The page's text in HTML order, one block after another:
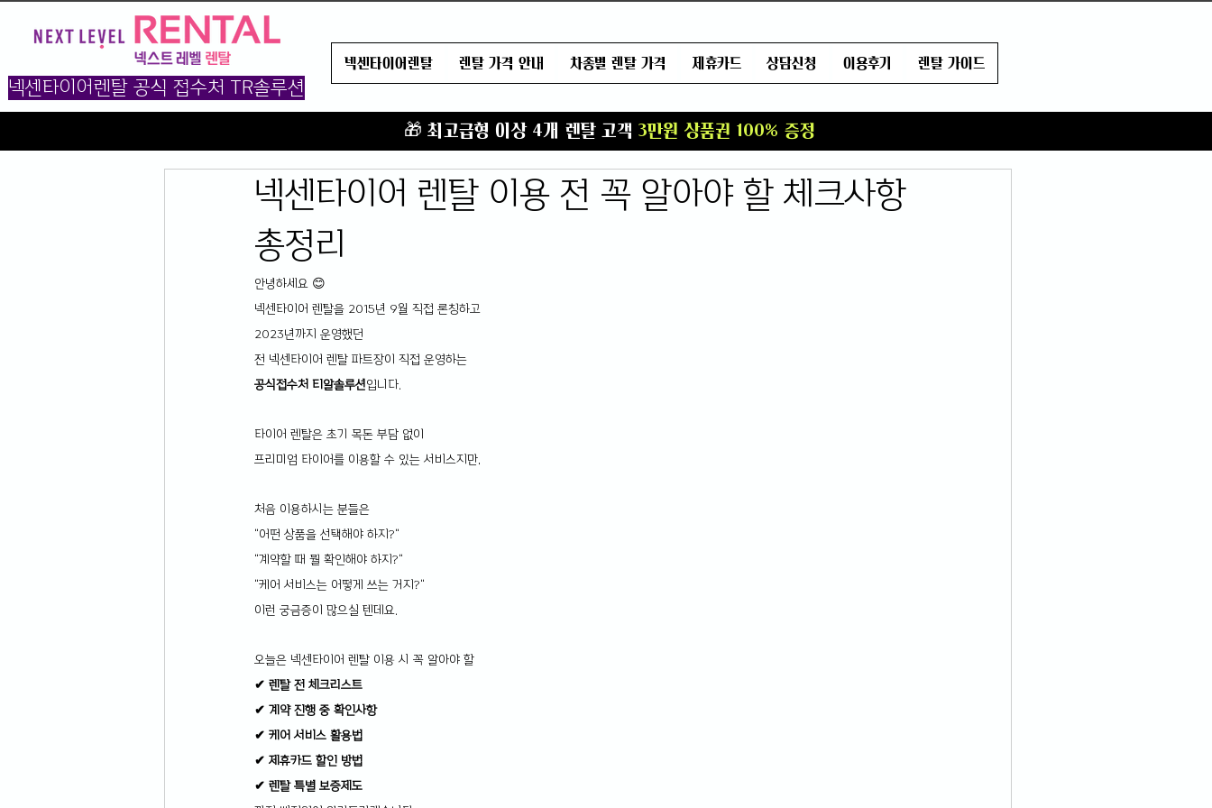
넥센타이어렌탈 공식 접수처 TR솔루션
넥센타이어렌탈 렌탈 가격 안내 차종별 렌탈 가격 제휴카드 상담신청 이용후기 렌탈 가이드
🎁 최고급형 이상 4개 렌탈 고객 3만원 상품권 100% 증정
넥센타이어 렌탈 이용 전 꼭 알아야 할 체크사항
총정리
안녕하세요 😊
넥센타이어 렌탈을 2015년 9월 직접 론칭하고
2023년까지 운영했던
전 넥센타이어 렌탈 파트장이 직접 운영하는
공식접수처 티알솔루션입니다.
타이어 렌탈은 초기 목돈 부담 없이
프리미엄 타이어를 이용할 수 있는 서비스지만,
처음 이용하시는 분들은
"어떤 상품을 선택해야 하지?"
"계약할 때 뭘 확인해야 하지?"
"케어 서비스는 어떻게 쓰는 거지?"
이런 궁금증이 많으실 텐데요.
오늘은 넥센타이어 렌탈 이용 시 꼭 알아야 할
✔ 렌탈 전 체크리스트
✔ 계약 진행 중 확인사항
✔ 케어 서비스 활용법
✔ 제휴카드 할인 방법
✔ 렌탈 특별 보증제도